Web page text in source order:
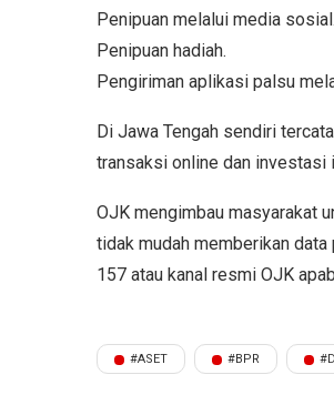
Penipuan melalui media sosial.
Penipuan hadiah.
Pengiriman aplikasi palsu
Di Jawa Tengah sendiri
transaksi online dan investasi
OJK mengimbau masyarakat
tidak mudah memberikan
157 atau kanal resmi OJK
#ASET #BPR